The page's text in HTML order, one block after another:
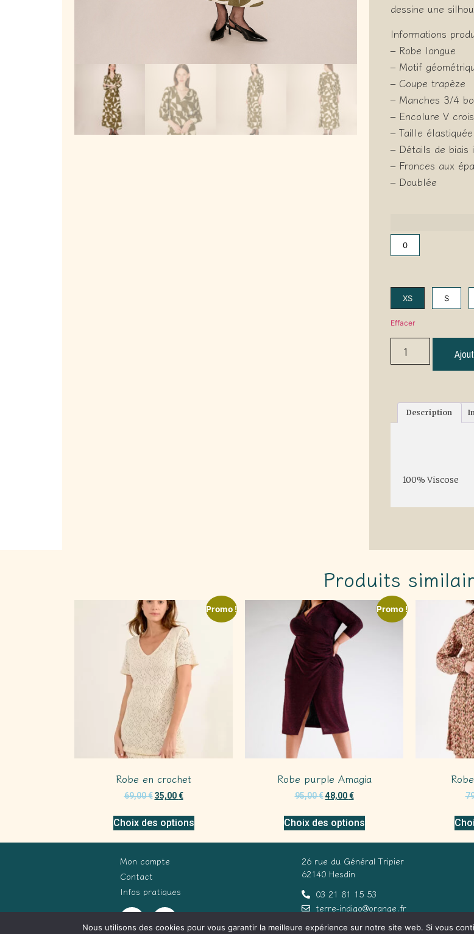
dessine une
Informations
– Robe longue
– Motif
– Coupe trapèze
– Manches 3/4
– Encolure V
– Taille élastiquée
– Détails de biais
– Fronces aux
– Doublée
0
XS S
Effacer
Description
100% Viscose
Produits
Promo !
Robe en crochet
69,00€ 35,00€
Choix des options
Promo !
Robe purple Amagia
95,00€ 48,00€
Choix des options
Mon compte
Contact
Infos pratiques
26 rue du Général Tripier
62140 Hesdin
03 21 81 15 53
terre-indigo@orange.fr
Nous utilisons des cookies pour vous garantir la meilleure expérience sur notre site web. Si vous